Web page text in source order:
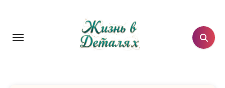
содержанию